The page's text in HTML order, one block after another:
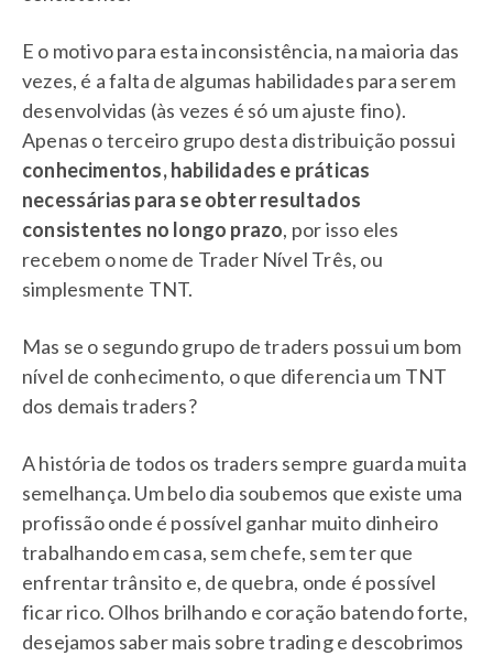
E o motivo para esta inconsistência, na maioria das
vezes, é a falta de algumas habilidades para serem
desenvolvidas (às vezes é só um ajuste fino).
Apenas o terceiro grupo desta distribuição possui
conhecimentos, habilidades e práticas
necessárias para se obter resultados
consistentes no longo prazo, por isso eles
recebem o nome de Trader Nível Três, ou
simplesmente TNT.
Mas se o segundo grupo de traders possui um bom
nível de conhecimento, o que diferencia um TNT
dos demais traders?
A história de todos os traders sempre guarda muita
semelhança. Um belo dia soubemos que existe uma
profissão onde é possível ganhar muito dinheiro
trabalhando em casa, sem chefe, sem ter que
enfrentar trânsito e, de quebra, onde é possível
ficar rico. Olhos brilhando e coração batendo forte,
desejamos saber mais sobre trading e descobrimos